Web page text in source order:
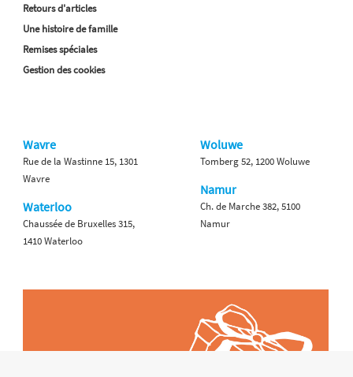
Retours d'articles
Une histoire de famille
Remises spéciales
Gestion des cookies
Wavre
Rue de la Wastinne 15, 1301
Wavre
Waterloo
Chaussée de Bruxelles 315,
1410 Waterloo
Woluwe
Tomberg 52, 1200 Woluwe
Namur
Ch. de Marche 382, 5100
Namur